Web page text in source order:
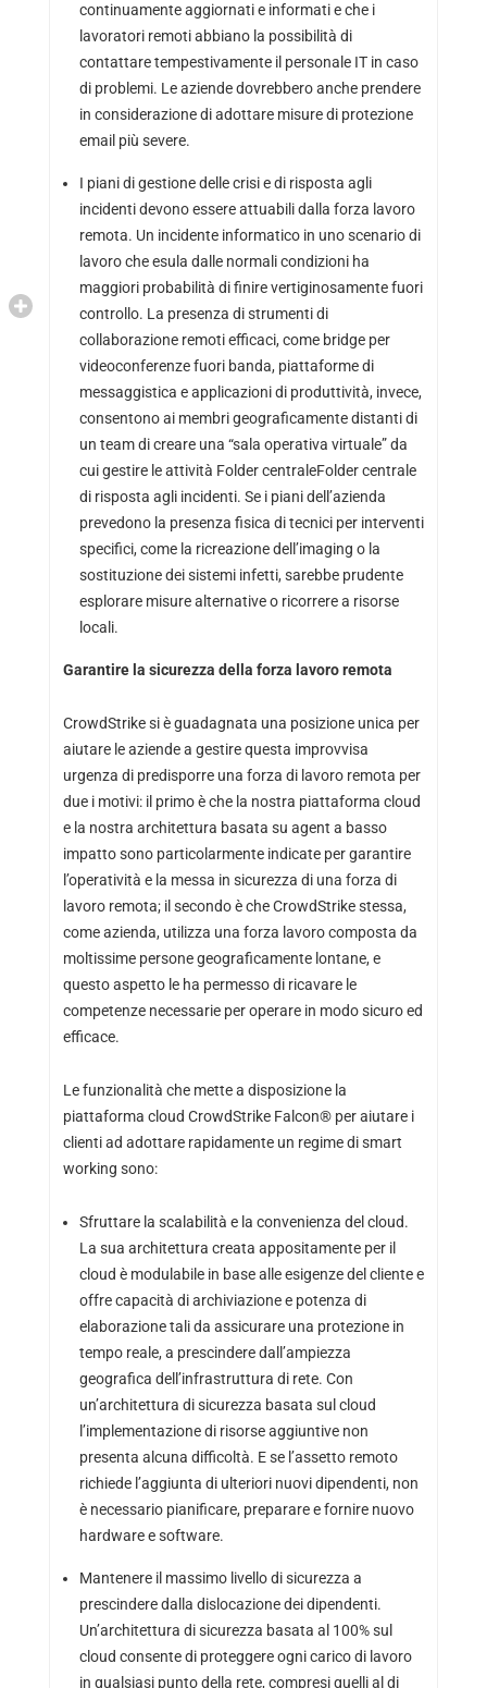
continuamente aggiornati e informati e che i
lavoratori remoti abbiano la possibilità di
contattare tempestivamente il personale IT in caso
di problemi. Le aziende dovrebbero anche prendere
in considerazione di adottare misure di protezione
email più severe.
I piani di gestione delle crisi e di risposta agli
incidenti devono essere attuabili dalla forza lavoro
remota. Un incidente informatico in uno scenario di
lavoro che esula dalle normali condizioni ha
maggiori probabilità di finire vertiginosamente fuori
controllo. La presenza di strumenti di
collaborazione remoti efficaci, come bridge per
videoconferenze fuori banda, piattaforme di
messaggistica e applicazioni di produttività, invece,
consentono ai membri geograficamente distanti di
un team di creare una “sala operativa virtuale” da
cui gestire le attività Folder centraleFolder centrale
di risposta agli incidenti. Se i piani dell’azienda
prevedono la presenza fisica di tecnici per interventi
specifici, come la ricreazione dell’imaging o la
sostituzione dei sistemi infetti, sarebbe prudente
esplorare misure alternative o ricorrere a risorse
locali.
Garantire la sicurezza della forza lavoro remota
CrowdStrike si è guadagnata una posizione unica per
aiutare le aziende a gestire questa improvvisa
urgenza di predisporre una forza di lavoro remota per
due i motivi: il primo è che la nostra piattaforma cloud
e la nostra architettura basata su agent a basso
impatto sono particolarmente indicate per garantire
l’operatività e la messa in sicurezza di una forza di
lavoro remota; il secondo è che CrowdStrike stessa,
come azienda, utilizza una forza lavoro composta da
moltissime persone geograficamente lontane, e
questo aspetto le ha permesso di ricavare le
competenze necessarie per operare in modo sicuro ed
efficace.
Le funzionalità che mette a disposizione la
piattaforma cloud CrowdStrike Falcon® per aiutare i
clienti ad adottare rapidamente un regime di smart
working sono:
Sfruttare la scalabilità e la convenienza del cloud.
La sua architettura creata appositamente per il
cloud è modulabile in base alle esigenze del cliente e
offre capacità di archiviazione e potenza di
elaborazione tali da assicurare una protezione in
tempo reale, a prescindere dall’ampiezza
geografica dell’infrastruttura di rete. Con
un’architettura di sicurezza basata sul cloud
l’implementazione di risorse aggiuntive non
presenta alcuna difficoltà. E se l’assetto remoto
richiede l’aggiunta di ulteriori nuovi dipendenti, non
è necessario pianificare, preparare e fornire nuovo
hardware e software.
Mantenere il massimo livello di sicurezza a
prescindere dalla dislocazione dei dipendenti.
Un’architettura di sicurezza basata al 100% sul
cloud consente di proteggere ogni carico di lavoro
in qualsiasi punto della rete, compresi quelli al di